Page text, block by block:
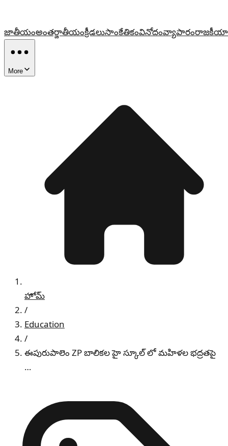
జాతీయంఅంతర్జాతీయంక్రీడలుసాంకేతికంవినోదంవ్యాపారం
More
హోమ్
/
Education
/
ఈపురుపాలెం ZP బాలికల హై స్కూల్ లో మహిళల భద్రతపై
…